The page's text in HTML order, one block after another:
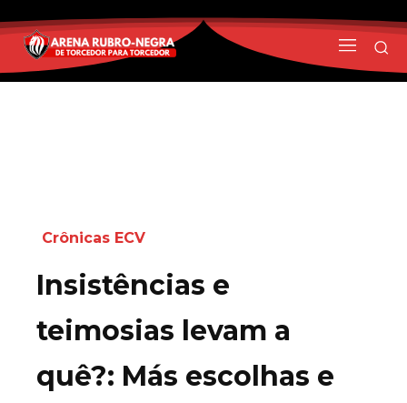
Crônicas ECV
Insistências e
teimosias levam a
quê?: Más escolhas e